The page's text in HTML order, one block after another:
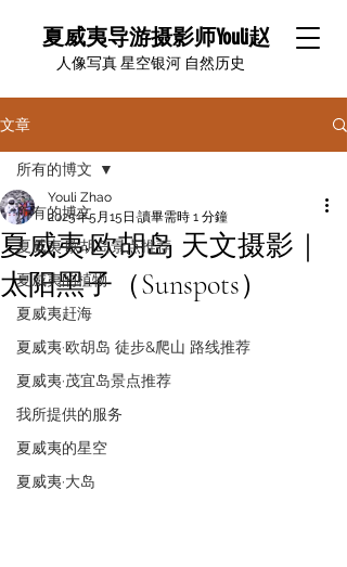
夏威夷导游摄影师Youli赵
​人像写真 星空银河 自然历史
文章
所有的博文
夏威夷·欧胡岛景点推荐
夏威夷的植物
夏威夷赶海
夏威夷·欧胡岛 徒步&爬山 路线推荐
夏威夷·茂宜岛景点推荐
我所提供的服务
夏威夷的星空
夏威夷·大岛
所有的博文
夏威夷·欧胡岛 天文摄影｜
太阳黑子（Sunspots）
Youli Zhao
2025年5月15日 讀畢需時 1 分鐘